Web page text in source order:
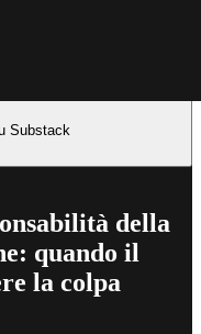
Substack
della
quando il
la colpa